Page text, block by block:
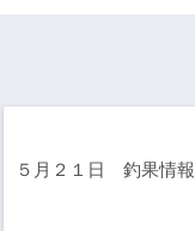
５月２１日 釣果情報